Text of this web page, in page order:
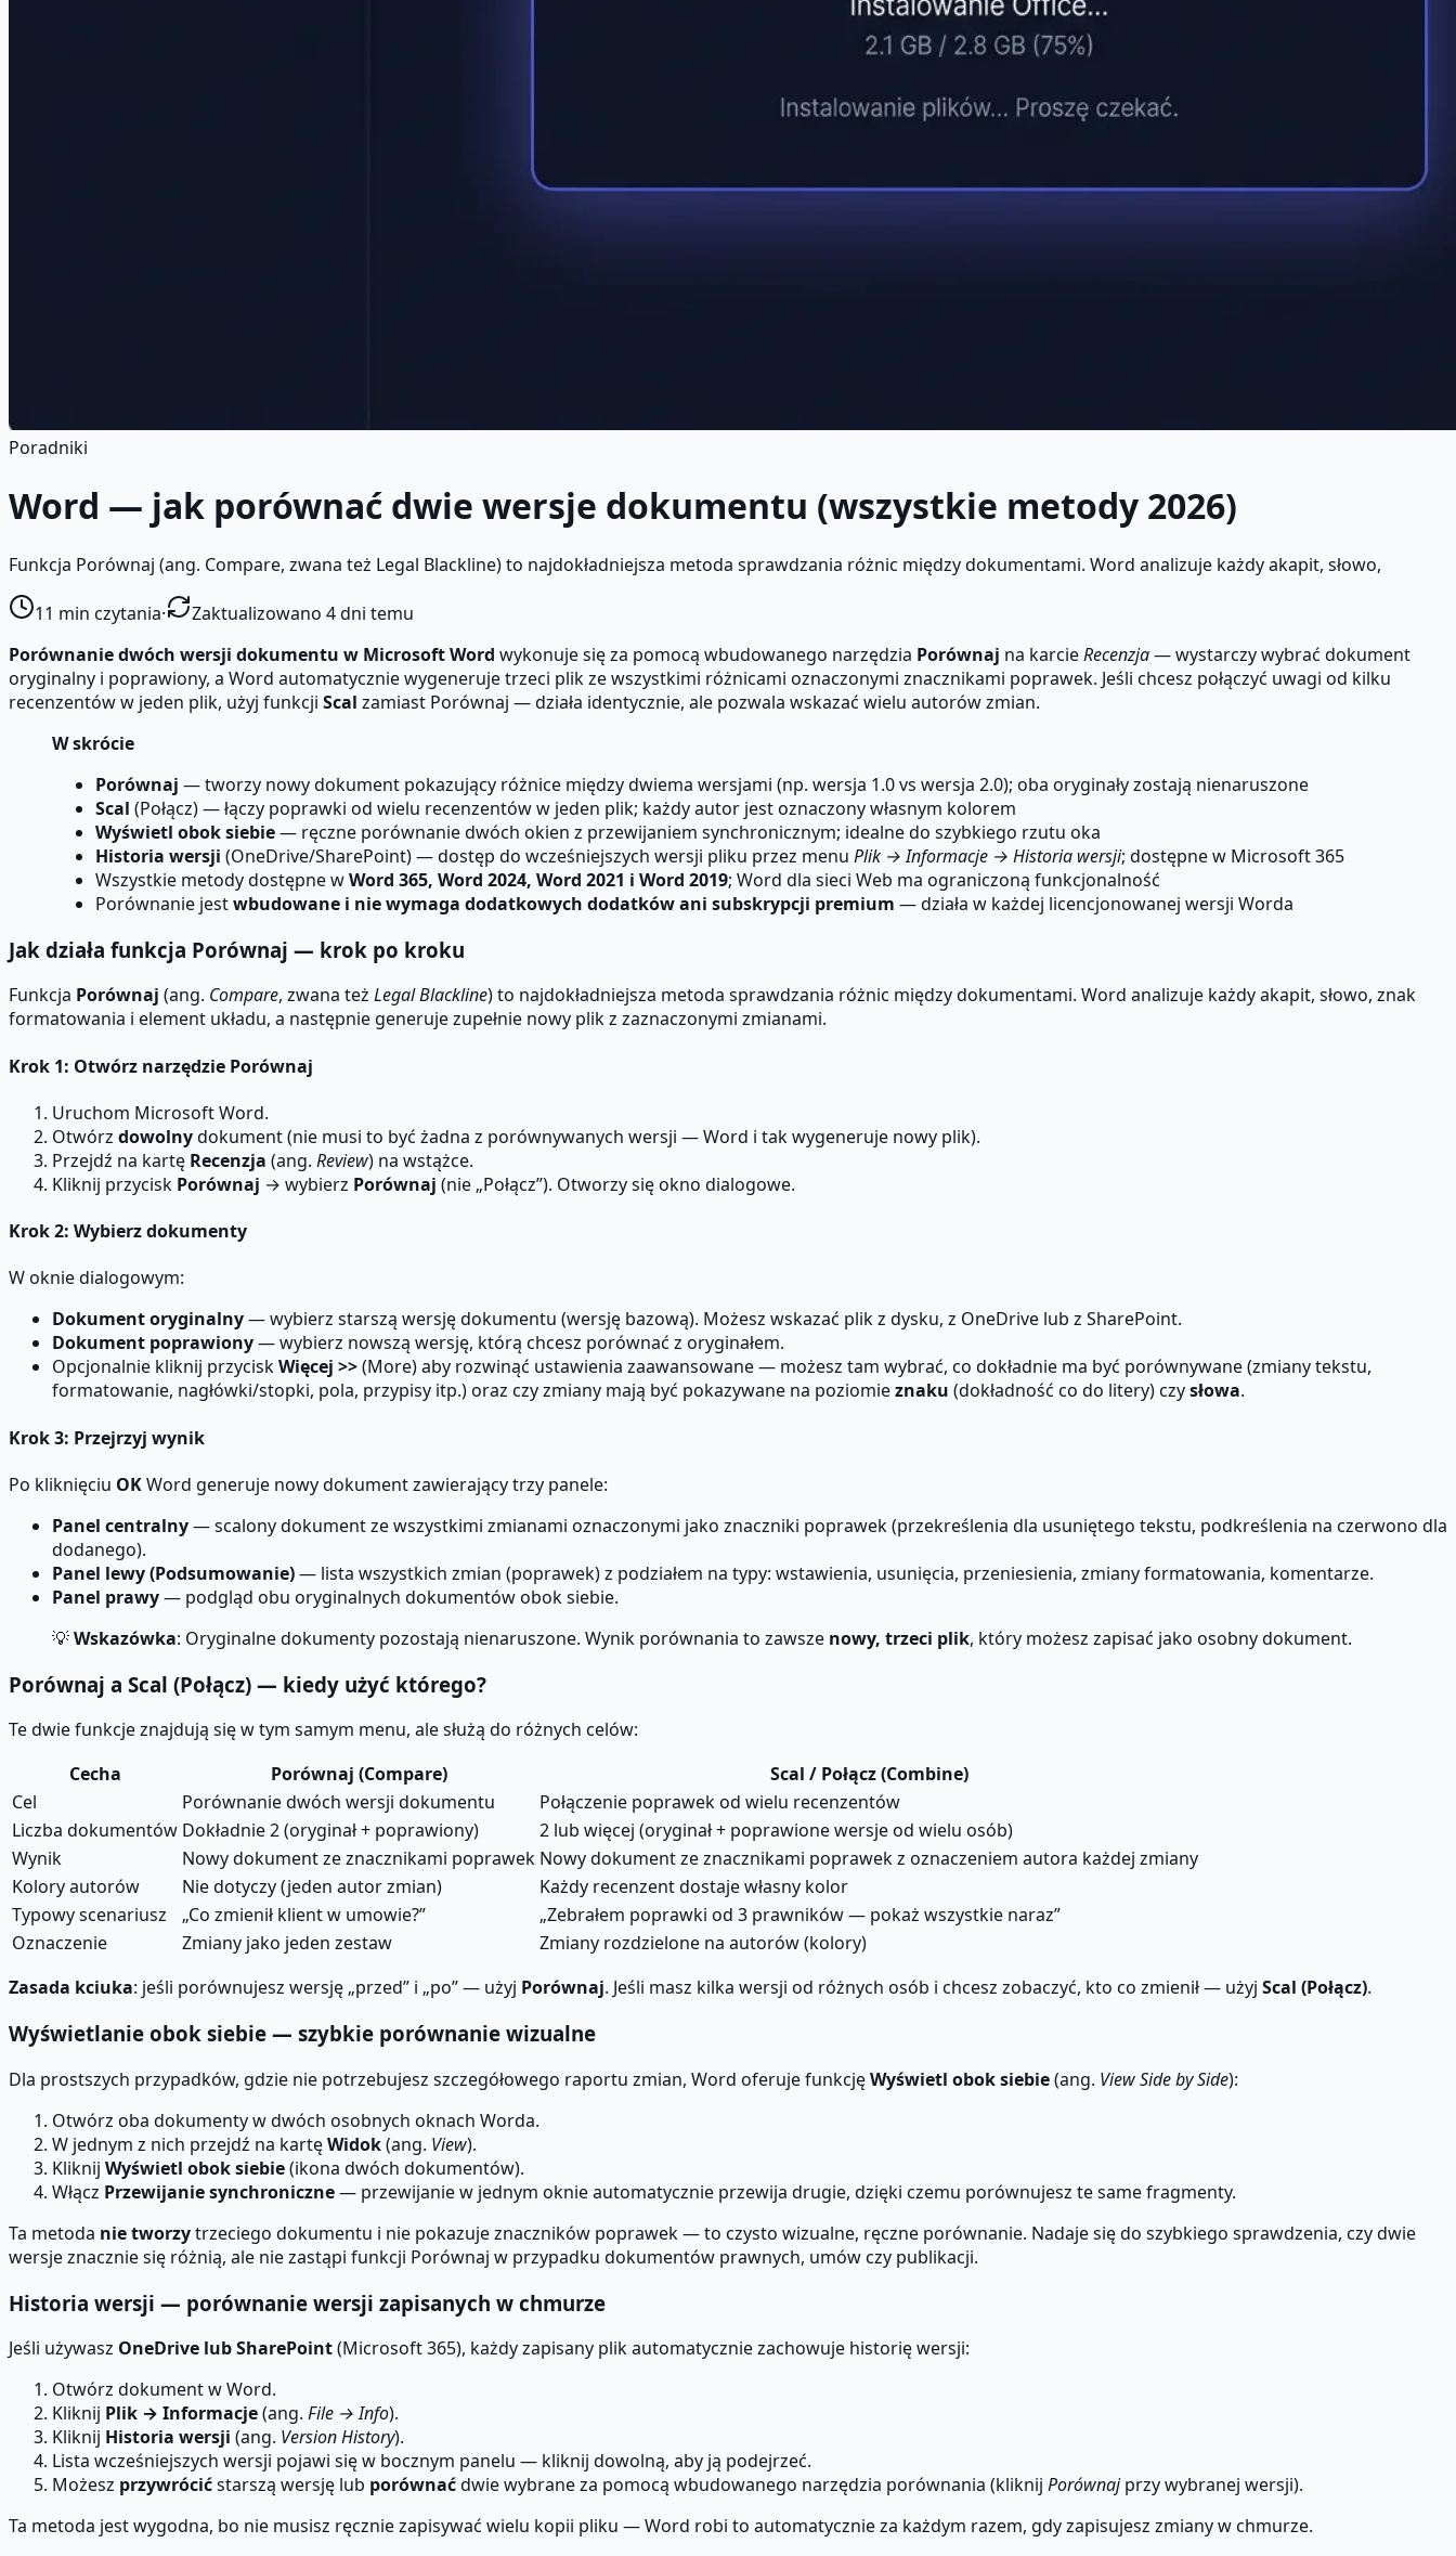
Poradniki
Word — jak porównać dwie wersje dokumentu (wszystkie metody 2026)
Funkcja Porównaj (ang. Compare, zwana też Legal Blackline) to najdokładniejsza metoda sprawdzania różnic między dokumentami. Word analizuje każdy akapit, słowo,
11 min czytania·
Zaktualizowano 4 dni temu
Porównanie dwóch wersji dokumentu w Microsoft Word wykonuje się za pomocą wbudowanego narzędzia Porównaj na karcieRecenzja— wystarczy wybrać dokument
oryginalny i poprawiony, a Word automatycznie wygeneruje trzeci plik ze wszystkimi różnicami oznaczonymi znacznikami poprawek. Jeśli chcesz połączyć uwagi od kilku
recenzentów w jeden plik, użyj funkcji Scal zamiast Porównaj — działa identycznie, ale pozwala wskazać wielu autorów zmian.
W skrócie
Porównaj — tworzy nowy dokument pokazujący różnice między dwiema wersjami (np. wersja 1.0 vs wersja 2.0); oba oryginały zostają nienaruszone
Scal (Połącz) — łączy poprawki od wielu recenzentów w jeden plik; każdy autor jest oznaczony własnym kolorem
Wyświetl obok siebie— ręczne porównanie dwóch okien z przewijaniem synchronicznym; idealne do szybkiego rzutu oka
Historia wersji (OneDrive/SharePoint) — dostęp do wcześniejszych wersji pliku przez menu Plik → Informacje → Historia wersji; dostępne w Microsoft 365
Wszystkie metody dostępne wWord 365, Word 2024, Word 2021 i Word 2019; Word dla sieci Web ma ograniczoną funkcjonalność
Porównanie jestwbudowane i nie wymaga dodatkowych dodatków ani subskrypcji premium — działa w każdej licencjonowanej wersji Worda
Jak działa funkcja Porównaj — krok po kroku
Funkcja Porównaj (ang. Compare, zwana też Legal Blackline) to najdokładniejsza metoda sprawdzania różnic między dokumentami. Word analizuje każdy akapit, słowo, znak
formatowania i element układu, a następnie generuje zupełnie nowy plik z zaznaczonymi zmianami.
Krok 1: Otwórz narzędzie Porównaj
Uruchom Microsoft Word.
Otwórz dowolnydokument (nie musi to być żadna z porównywanych wersji — Word i tak wygeneruje nowy plik).
Przejdź na kartę Recenzja (ang. Review) na wstążce.
Kliknij przycisk Porównaj → wybierz Porównaj (nie „Połącz”). Otworzy się okno dialogowe.
Krok 2: Wybierz dokumenty
W oknie dialogowym:
Dokument oryginalny— wybierz starszą wersję dokumentu (wersję bazową). Możesz wskazać plik z dysku, z OneDrive lub z SharePoint.
Dokument poprawiony— wybierz nowszą wersję, którą chcesz porównać z oryginałem.
Opcjonalnie kliknij przyciskWięcej >>(More) aby rozwinąć ustawienia zaawansowane — możesz tam wybrać, co dokładnie ma być porównywane (zmiany tekstu,
formatowanie, nagłówki/stopki, pola, przypisy itp.) oraz czy zmiany mają być pokazywane na poziomieznaku (dokładność co do litery) czysłowa.
Krok 3: Przejrzyj wynik
Po kliknięciu OKWord generuje nowy dokument zawierający trzy panele:
Panel centralny— scalony dokument ze wszystkimi zmianami oznaczonymi jako znaczniki poprawek (przekreślenia dla usuniętego tekstu, podkreślenia na czerwono dla
dodanego).
Panel lewy (Podsumowanie)— lista wszystkich zmian (poprawek) z podziałem na typy: wstawienia, usunięcia, przeniesienia, zmiany formatowania, komentarze.
Panel prawy— podgląd obu oryginalnych dokumentów obok siebie.
💡Wskazówka: Oryginalne dokumenty pozostają nienaruszone. Wynik porównania to zawsze nowy, trzeci plik, który możesz zapisać jako osobny dokument.
Porównaj a Scal (Połącz) — kiedy użyć którego?
Te dwie funkcje znajdują się w tym samym menu, ale służą do różnych celów:
Cecha
Porównaj (Compare) Scal / Połącz(Combine)
Cel
Porównanie dwóch wersji dokumentu
Połączenie poprawek od wielu recenzentów
Liczba dokumentów Dokładnie 2 (oryginał + poprawiony)
2 lub więcej (oryginał + poprawione wersje od wielu osób)
Wynik
Nowy dokument ze znacznikami poprawek Nowy dokument ze znacznikami poprawek z oznaczeniem autora każdej zmiany
Kolory autorów
Nie dotyczy (jeden autor zmian)
Każdy recenzent dostaje własny kolor
Typowy scenariusz
„Co zmienił klient w umowie?”
„Zebrałem poprawki od 3 prawników — pokaż wszystkie naraz”
Oznaczenie
Zmiany jako jeden zestaw
Zmiany rozdzielone na autorów (kolory)
Zasada kciuka: jeśli porównujesz wersję „przed” i „po” — użyj Porównaj. Jeśli masz kilka wersji od różnych osób i chcesz zobaczyć, kto co zmienił — użyj Scal (Połącz).
Wyświetlanie obok siebie — szybkie porównanie wizualne
Dla prostszych przypadków, gdzie nie potrzebujesz szczegółowego raportu zmian, Word oferuje funkcjęWyświetl obok siebie(ang. View Side by Side):
Otwórz oba dokumenty w dwóch osobnych oknach Worda.
W jednym z nich przejdź na kartęWidok(ang. View).
Kliknij Wyświetl obok siebie(ikona dwóch dokumentów).
Włącz Przewijanie synchroniczne— przewijanie w jednym oknie automatycznie przewija drugie, dzięki czemu porównujesz te same fragmenty.
Ta metoda nie tworzytrzeciego dokumentu i nie pokazuje znaczników poprawek — to czysto wizualne, ręczne porównanie. Nadaje się do szybkiego sprawdzenia, czy dwie
wersje znacznie się różnią, ale nie zastąpi funkcji Porównaj w przypadku dokumentów prawnych, umów czy publikacji.
Historia wersji — porównanie wersji zapisanych w chmurze
Jeśli używasz OneDrive lub SharePoint(Microsoft 365), każdy zapisany plik automatycznie zachowuje historię wersji:
Otwórz dokument w Word.
Kliknij Plik → Informacje(ang. File → Info).
Kliknij Historia wersji (ang. Version History).
Lista wcześniejszych wersji pojawi się w bocznym panelu — kliknij dowolną, aby ją podejrzeć.
Możesz przywrócićstarszą wersję lub porównaćdwie wybrane za pomocą wbudowanego narzędzia porównania (kliknij Porównajprzy wybranej wersji).
Ta metoda jest wygodna, bo nie musisz ręcznie zapisywać wielu kopii pliku — Word robi to automatycznie za każdym razem, gdy zapisujesz zmiany w chmurze.